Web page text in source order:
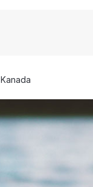
Kanada